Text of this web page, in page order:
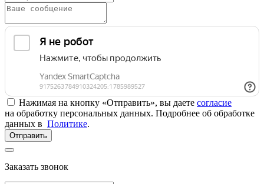
Нажимая на кнопку «Отправить», вы даете согласие
на обработку персональных данных. Подробнее об обработке
данных в Политике.
Отправить
Заказать звонок